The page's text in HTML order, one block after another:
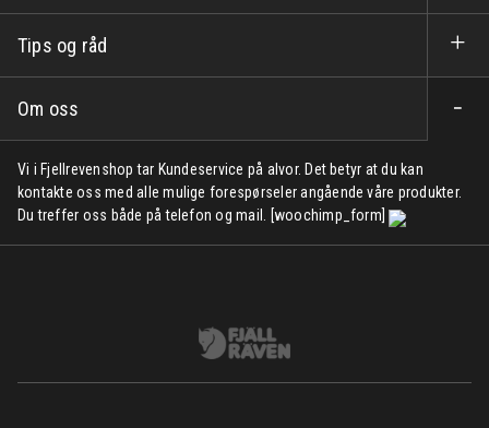
Tips og råd
Om oss
Vi i Fjellrevenshop tar Kundeservice på alvor. Det betyr at du kan
kontakte oss med alle mulige forespørseler angående våre produkter.
Du treffer oss både på telefon og mail. [woochimp_form]